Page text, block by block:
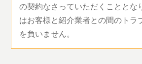
の契約なさっていただくこととな
はお客様と紹介業者との間のトラ
を負いません。